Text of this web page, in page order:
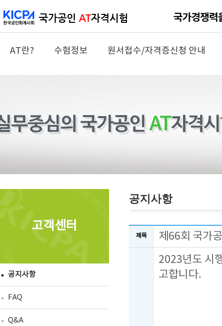
AT란? 수험정보 원서접수/자격증신청 안내
고객센터
공지사항
FAQ
Q&A
공지사항
제목 제66회 국가
2023년도 시
고합니다.